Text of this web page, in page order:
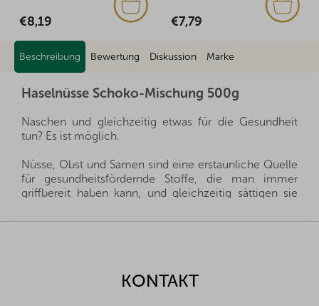
€8,19 €7,79
Beschreibung Bewertung Diskussion Marke
Haselnüsse Schoko-Mischung 500g
Naschen und gleichzeitig etwas für die Gesundheit
tun? Es ist möglich.
Nüsse, Obst und Samen sind eine erstaunliche Quelle
für gesundheitsfördernde Stoffe, die man immer
griffbereit haben kann, und gleichzeitig sättigen sie
Snack, man muss nur auswählen, welche Sorte für die
Herkunftsländern, und dank der guten Beziehungen
KONTAKT